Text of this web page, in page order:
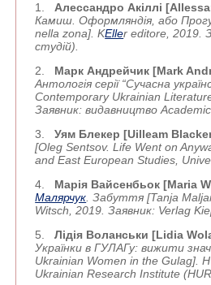
1. Алессандро Акіллі
Камиш. Оформляндія, або
nella zona]. KEller editore, 2019.
студій).
2. Марк Андрейчик [Mark
Антологія серії “Сучасна
Contemporary Ukrainian
Заявник: видавництво
3.Уям Блекер [Uilleam
[Oleg Sentsov. Life Went on
and East European Studies,
4. Марія Вайсенбьок [Maria
Малярчук . Забуття [Tanja
Witsch, 2019. Заявник: Verlag
5.Лідія Воланськи [Lidia
Українки в ГУЛАГу: вижити
Ukrainian Women in the Gulag].
Ukrainian Research Institute